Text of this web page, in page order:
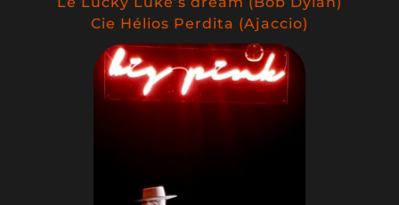
Cie Hélios Perdita (Ajaccio)